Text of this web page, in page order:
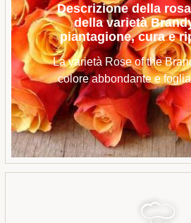
Descrizione della
della varietà
piantagione, cura e
La varietà Rose of the
colore abbondante e